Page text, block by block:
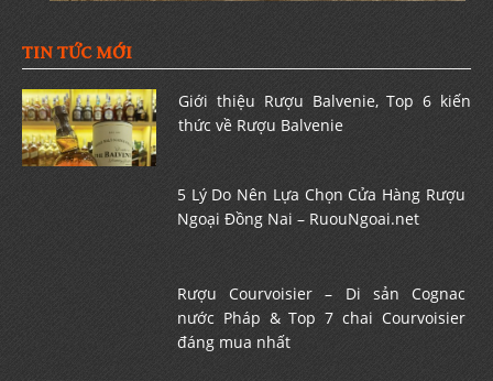
TIN TỨC MỚI
Giới thiệu Rượu Balvenie, Top 6 kiến
thức về Rượu Balvenie
5 Lý Do Nên Lựa Chọn Cửa Hàng Rượu
Ngoại Đồng Nai – RuouNgoai.net
Rượu Courvoisier – Di sản Cognac
nước Pháp & Top 7 chai Courvoisier
đáng mua nhất